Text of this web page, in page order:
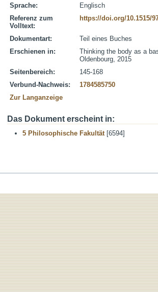
Sprache:
Englisch
Referenz zum
Volltext:
https://doi.org/10.1515/
Dokumentart:
Teil eines Buches
Erschienen in:
Thinking the body as a
Oldenbourg, 2015
Seitenbereich:
145-168
Verbund-Nachweis:
1784585750
Zur Langanzeige
Das Dokument erscheint in:
5 Philosophische Fakultät[6594]